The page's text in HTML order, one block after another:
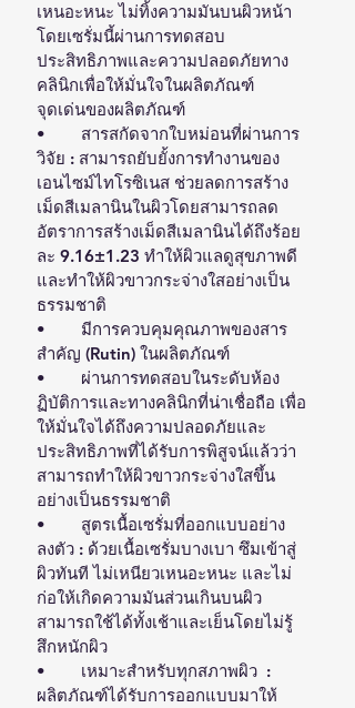
เหนอะหนะ ไม่ทิ้งความมันบนผิวหน้า
โดยเซรั่มนี้ผ่านการทดสอบ
ประสิทธิภาพและความปลอดภัยทาง
คลินิกเพื่อให้มั่นใจในผลิตภัณฑ์
จุดเด่นของผลิตภัณฑ์
•	สารสกัดจากใบหม่อนที่ผ่านการ
วิจัย : สามารถยับยั้งการทำงานของ
เอนไซม์ไทโรซิเนส ช่วยลดการสร้าง
เม็ดสีเมลานินในผิวโดยสามารถลด
อัตราการสร้างเม็ดสีเมลานินได้ถึงร้อย
ละ 9.16±1.23 ทำให้ผิวแลดูสุขภาพดี
และทำให้ผิวขาวกระจ่างใสอย่างเป็น
ธรรมชาติ
•	มีการควบคุมคุณภาพของสาร
สำคัญ (Rutin) ในผลิตภัณฑ์
•	ผ่านการทดสอบในระดับห้อง
ฏิบัติการและทางคลินิกที่น่าเชื่อถือ เพื่อ
ให้มั่นใจได้ถึงความปลอดภัยและ
ประสิทธิภาพที่ได้รับการพิสูจน์แล้วว่า
สามารถทำให้ผิวขาวกระจ่างใสขึ้น
อย่างเป็นธรรมชาติ
•	สูตรเนื้อเซรั่มที่ออกแบบอย่าง
ลงตัว : ด้วยเนื้อเซรั่มบางเบา ซึมเข้าสู่
ผิวทันที ไม่เหนียวเหนอะหนะ และไม่
ก่อให้เกิดความมันส่วนเกินบนผิว
สามารถใช้ได้ทั้งเช้าและเย็นโดยไม่รู้
สึกหนักผิว
•	เหมาะสำหรับทุกสภาพผิว  :
ผลิตภัณฑ์ได้รับการออกแบบมาให้